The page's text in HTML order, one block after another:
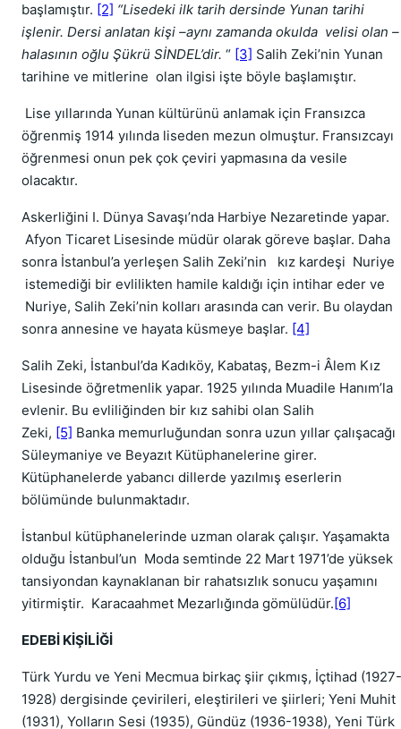
başlamıştır. [2] “Lisedeki ilk tarih dersinde Yunan tarihi
işlenir. Dersi anlatan kişi –aynı zamanda okulda velisi olan –
halasının oğlu Şükrü SİNDEL’dir. “ [3] Salih Zeki’nin Yunan
tarihine ve mitlerine olan ilgisi işte böyle başlamıştır.
Lise yıllarında Yunan kültürünü anlamak için Fransızca
öğrenmiş 1914 yılında liseden mezun olmuştur. Fransızcayı
öğrenmesi onun pek çok çeviri yapmasına da vesile
olacaktır.
Askerliğini I. Dünya Savaşı’nda Harbiye Nezaretinde yapar.
Afyon Ticaret Lisesinde müdür olarak göreve başlar. Daha
sonra İstanbul’a yerleşen Salih Zeki’nin kız kardeşi Nuriye
istemediği bir evlilikten hamile kaldığı için intihar eder ve
Nuriye, Salih Zeki’nin kolları arasında can verir. Bu olaydan
sonra annesine ve hayata küsmeye başlar. [4]
Salih Zeki, İstanbul’da Kadıköy, Kabataş, Bezm-i Âlem Kız
Lisesinde öğretmenlik yapar. 1925 yılında Muadile Hanım’la
evlenir. Bu evliliğinden bir kız sahibi olan Salih
Zeki, [5] Banka memurluğundan sonra uzun yıllar çalışacağı
Süleymaniye ve Beyazıt Kütüphanelerine girer.
Kütüphanelerde yabancı dillerde yazılmış eserlerin
bölümünde bulunmaktadır.
İs­tanbul kütüphanelerinde uzman olarak çalışır. Yaşamakta
olduğu İstanbul’un Moda semtinde 22 Mart 1971’de yüksek
tansiyondan kaynaklanan bir rahatsızlık sonucu yaşamını
yitirmiştir. Karacaahmet Mezarlığında gömülüdür.[6]
EDEBİ KİŞİLİĞİ
Türk Yurdu ve Yeni Mecmua birkaç şiir çıkmış, İçtihad (1927-
1928) dergisinde çevirileri, eleştirileri ve şiirleri; Yeni Muhit
(1931), Yolların Sesi (1935), Gündüz (1936-1938), Yeni Türk